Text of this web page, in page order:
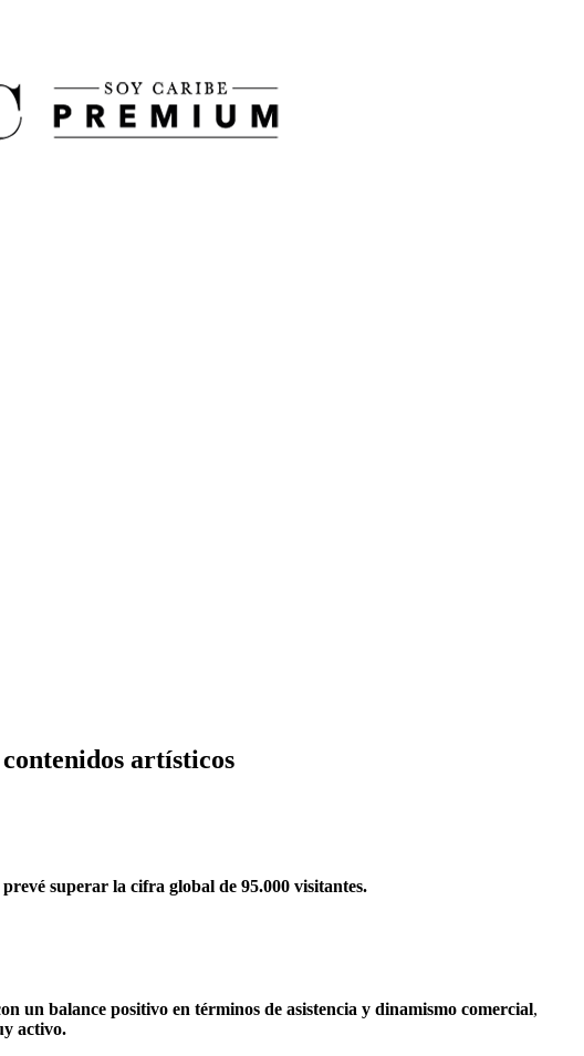
artísticos
superar la cifra global de 95.000 visitantes.
un balance positivo en términos de asistencia y dinamismo comercial,
activo.